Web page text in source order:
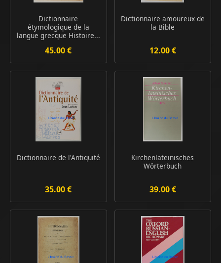
Dictionnaire
étymologique de la
langue grecque Histoire...
45.00 €
Dictionnaire amoureux de
la Bible
12.00 €
Dictionnaire de l'Antiquité
35.00 €
Kirchenlateinisches
Wörterbuch
39.00 €